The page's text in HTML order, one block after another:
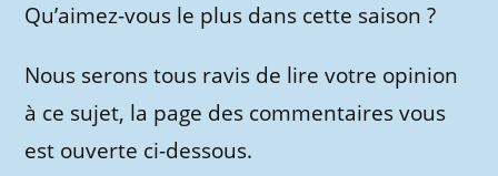
Qu’aimez-vous le plus dans cette saison ?
Nous serons tous ravis de lire votre opinion
à ce sujet, la page des commentaires vous
est ouverte ci-dessous.